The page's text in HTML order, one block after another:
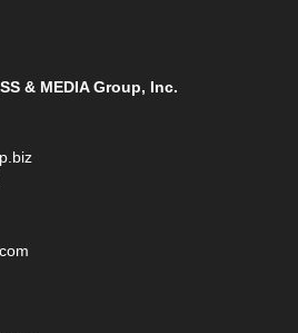
& MEDIA Group, Inc.